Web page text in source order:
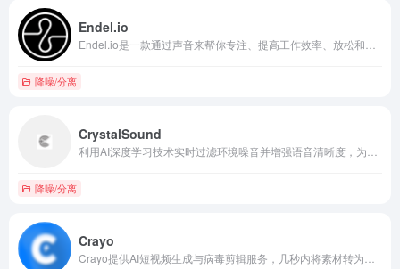
Endel.io
降噪/分离
CrystalSound
降噪/分离
Crayo